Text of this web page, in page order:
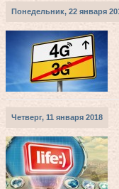
Понедельник, 22 января
Четверг, 11 января 2018